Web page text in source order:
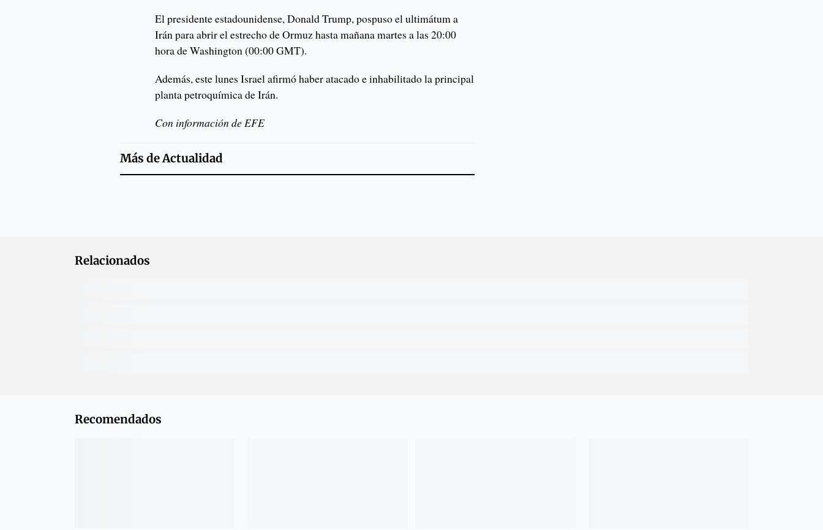
El presidente estadounidense, Donald Trump, pospuso el ultimátum a
Irán para abrir el estrecho de Ormuz hasta mañana martes a las 20:00
hora de Washington (00:00 GMT).
Además, este lunes Israel afirmó haber atacado e inhabilitado la principal
planta petroquímica de Irán.
Con información de EFE
Más deActualidad
Relacionados
Recomendados